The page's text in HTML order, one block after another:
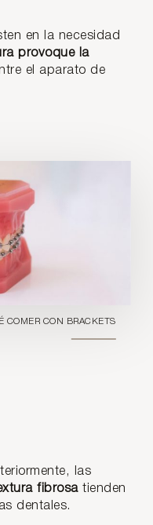
en la necesidad
provoque la
el aparato de
COMER CON BRACKETS
las
fibrosatienden
dentales.